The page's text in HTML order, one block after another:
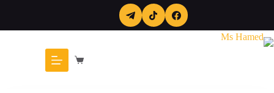
عربة
التسوق